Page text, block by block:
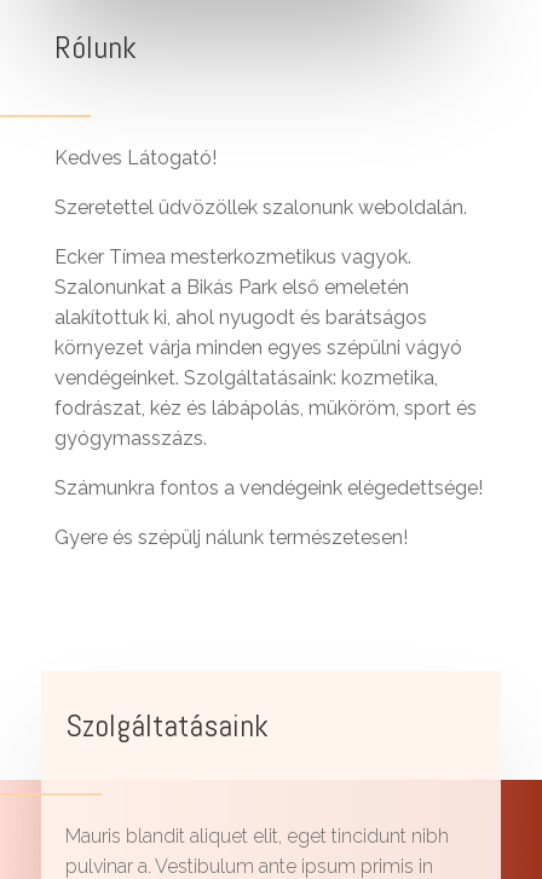
Rólunk
Kedves Látogató!
Szeretettel üdvözöllek szalonunk weboldalán.
Ecker Tímea mesterkozmetikus vagyok.
Szalonunkat a Bikás Park első emeletén
alakítottuk ki, ahol nyugodt és barátságos
környezet várja minden egyes szépülni vágyó
vendégeinket. Szolgáltatásaink: kozmetika,
fodrászat, kéz és lábápolás, müköröm, sport és
gyógymasszázs.
Számunkra fontos a vendégeink elégedettsége!
Gyere és szépülj nálunk természetesen!
Szolgáltatásaink
Mauris blandit aliquet elit, eget tincidunt nibh
pulvinar a. Vestibulum ante ipsum primis in